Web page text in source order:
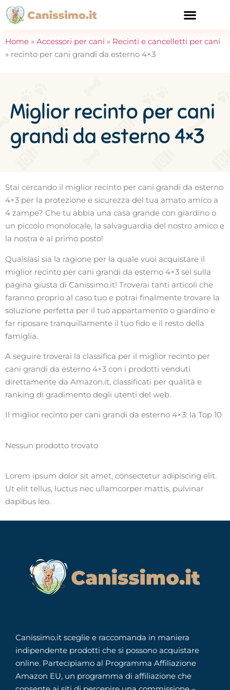
Home » Accessori per cani » Recinti e cancelletti per cani
» recinto per cani grandi da esterno 4×3
Miglior recinto per cani
grandi da esterno 4×3
Stai cercando il miglior recinto per cani grandi da esterno
4×3 per la protezione e sicurezza del tua amato amico a
4 zampe? Che tu abbia una casa grande con giardino o
un piccolo monolocale, la salvaguardia del nostro amico e
la nostra è al primo posto!
Qualsiasi sia la ragione per la quale vuoi acquistare il
miglior recinto per cani grandi da esterno 4×3 sei sulla
pagina giusta di Canissimo.it! Troverai tanti articoli che
faranno proprio al caso tuo e potrai finalmente trovare la
soluzione perfetta per il tuo appartamento o giardino e
far riposare tranquillamente il tuo fido e il resto della
famiglia.
A seguire troverai la classifica per il miglior recinto per
cani grandi da esterno 4×3 con i prodotti venduti
direttamente da Amazon.it, classificati per qualità e
ranking di gradimento degli utenti del web.
Il miglior recinto per cani grandi da esterno 4×3: la Top 10
Nessun prodotto trovato
Lorem ipsum dolor sit amet, consectetur adipiscing elit.
Ut elit tellus, luctus nec ullamcorper mattis, pulvinar
dapibus leo.
Canissimo.it sceglie e raccomanda in maniera
indipendente prodotti che si possono acquistare
online. Partecipiamo al Programma Affiliazione
Amazon EU, un programma di affiliazione che